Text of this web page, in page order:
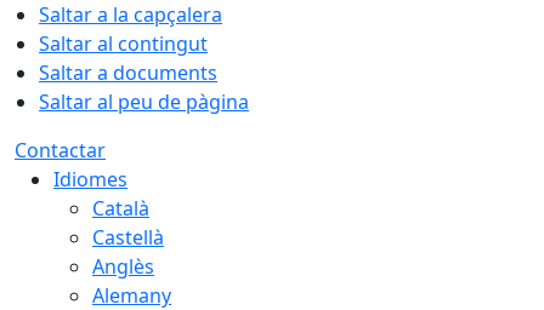
Saltar a la capçalera
Saltar al contingut
Saltar a documents
Saltar al peu de pàgina
Contactar
Idiomes
Català
Castellà
Anglès
Alemany